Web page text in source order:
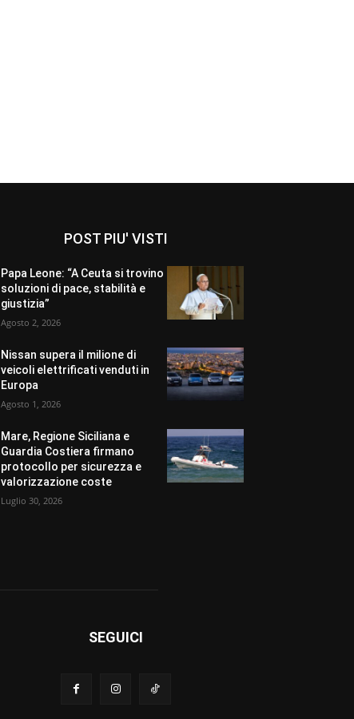
POST PIU' VISTI
Papa Leone: “A Ceuta si trovino
soluzioni di pace, stabilità e
giustizia”
Agosto 2, 2026
Nissan supera il milione di
veicoli elettrificati venduti in
Europa
Agosto 1, 2026
Mare, Regione Siciliana e
Guardia Costiera firmano
protocollo per sicurezza e
valorizzazione coste
Luglio 30, 2026
SEGUICI